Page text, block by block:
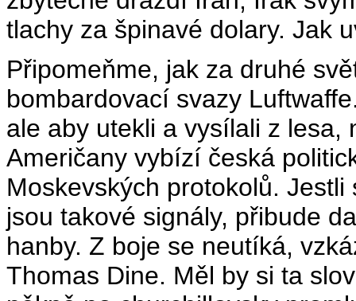
tlachy za špinavé dolary. Jak
Připomeňme, jak za druhé
bombardovací svazy
ale aby utekli a vysílali z lesa,
Američany vybízí česká
Moskevských protokolů.
jsou takové signály, přibude
hanby. Z boje se neutíká,
Thomas Dine. Měl by si ta